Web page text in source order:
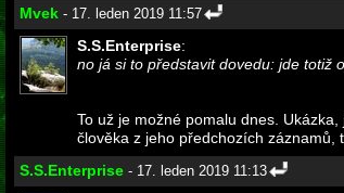
Mvek - 17. leden 2019 11:57
S.S.Enterprise:
no já si to představit dovedu: jde totiž
To už je možné pomalu dnes.
člověka z jeho předchozích záznamů,
S.S.Enterprise - 17. leden 2019 11:13